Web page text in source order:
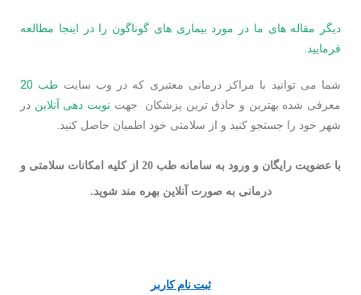
دیگر مقاله های ما در مورد بیماری های گوناگون را در اینجا مطالعه
فرمایید.
شما می توانید با مراکز درمانی معتبری که در وب سایت طب 20
معرفی شده بهترین و حاذق ترین پزشکان جهت نوبت دهی آنلاین در
شهر خود را جستجو کنید و از سلامتی خود اطمیان حاصل کنید.
با عضویت رایگان و ورود به سامانه طب 20 از کلیه امکانات سلامتی و
درمانی به صورت آنلاین بهره مند شوید.
ثبت نام کاربر